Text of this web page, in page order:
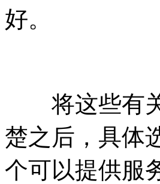
好。
将这些有
楚之后，具体
个可以提供服